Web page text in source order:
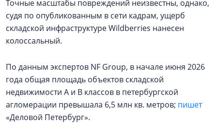
Точные масштабы повреждений неизвестны, однако,
судя по опубликованным в сети кадрам, ущерб
складской инфраструктуре Wildberries нанесен
колоссальный.
По данным экспертов NF Group, в начале июня 2026
года общая площадь объектов складской
недвижимости А и В классов в петербургской
агломерации превышала 6,5 млн кв. метров; пишет
«Деловой Петербург».